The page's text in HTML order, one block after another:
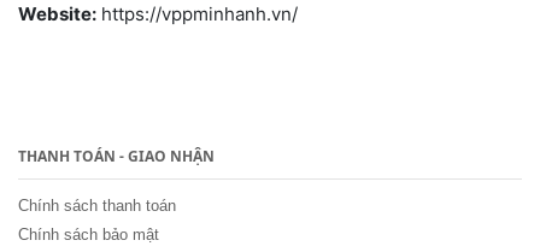
Website: https://vppminhanh.vn/
THANH TOÁN - GIAO NHẬN
Chính sách thanh toán
Chính sách bảo mật